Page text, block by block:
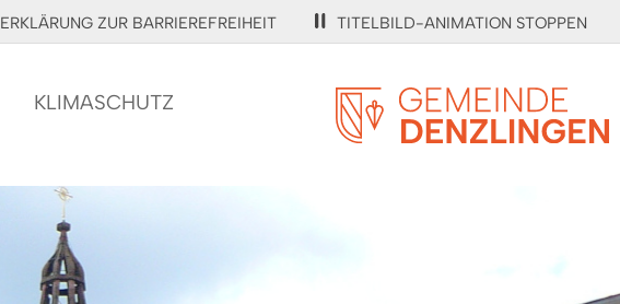
ERKLÄRUNG ZUR BARRIEREFREIHEIT TITELBILD-ANIMATION STOPPEN
KLIMASCHUTZ